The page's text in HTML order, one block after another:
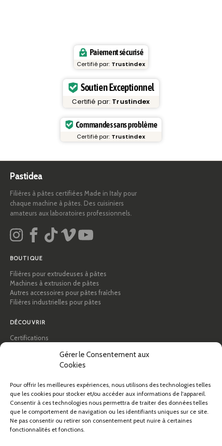
Gérer le Consentement aux
Cookies
Pour offrir les meilleures expériences, nous utilisons des technologies telles
que les cookies pour stocker et/ou accéder aux informations de l'appareil.
Consentir à ces technologies nous permettra de traiter des données telles
que le comportement de navigation ou les identifiants uniques sur ce site.
Ne pas consentir ou retirer son consentement peut nuire à certaines
fonctionnalités et fonctions.
Paiement sécurisé
Certifié par: Trustindex
Soutien Exceptionnel
Certifié par: Trustindex
Commandes sans problème
Certifié par: Trustindex
Pastidea
Filières à pâtes certifiées Made in Italy pour
chaque machine à pâtes. Des cuisiniers
amateurs aux laboratoires professionnels.
BOUTIQUE
Filières pour extrudeuses à pâtes
Machines à extrusion de pâtes
Autres accessoires pour pâtes fraîches
Filières industrielles pour pâtes
DÉCOUVRIR
Certifications
Conseils et guides pratiques
À propos de Pastidea
AIDE
FAQ et assistance
Contactez-nous